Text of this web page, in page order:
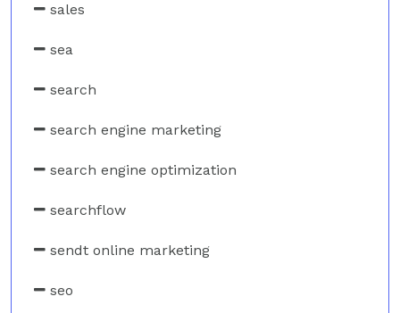
sales
sea
search
search engine marketing
search engine optimization
searchflow
sendt online marketing
seo